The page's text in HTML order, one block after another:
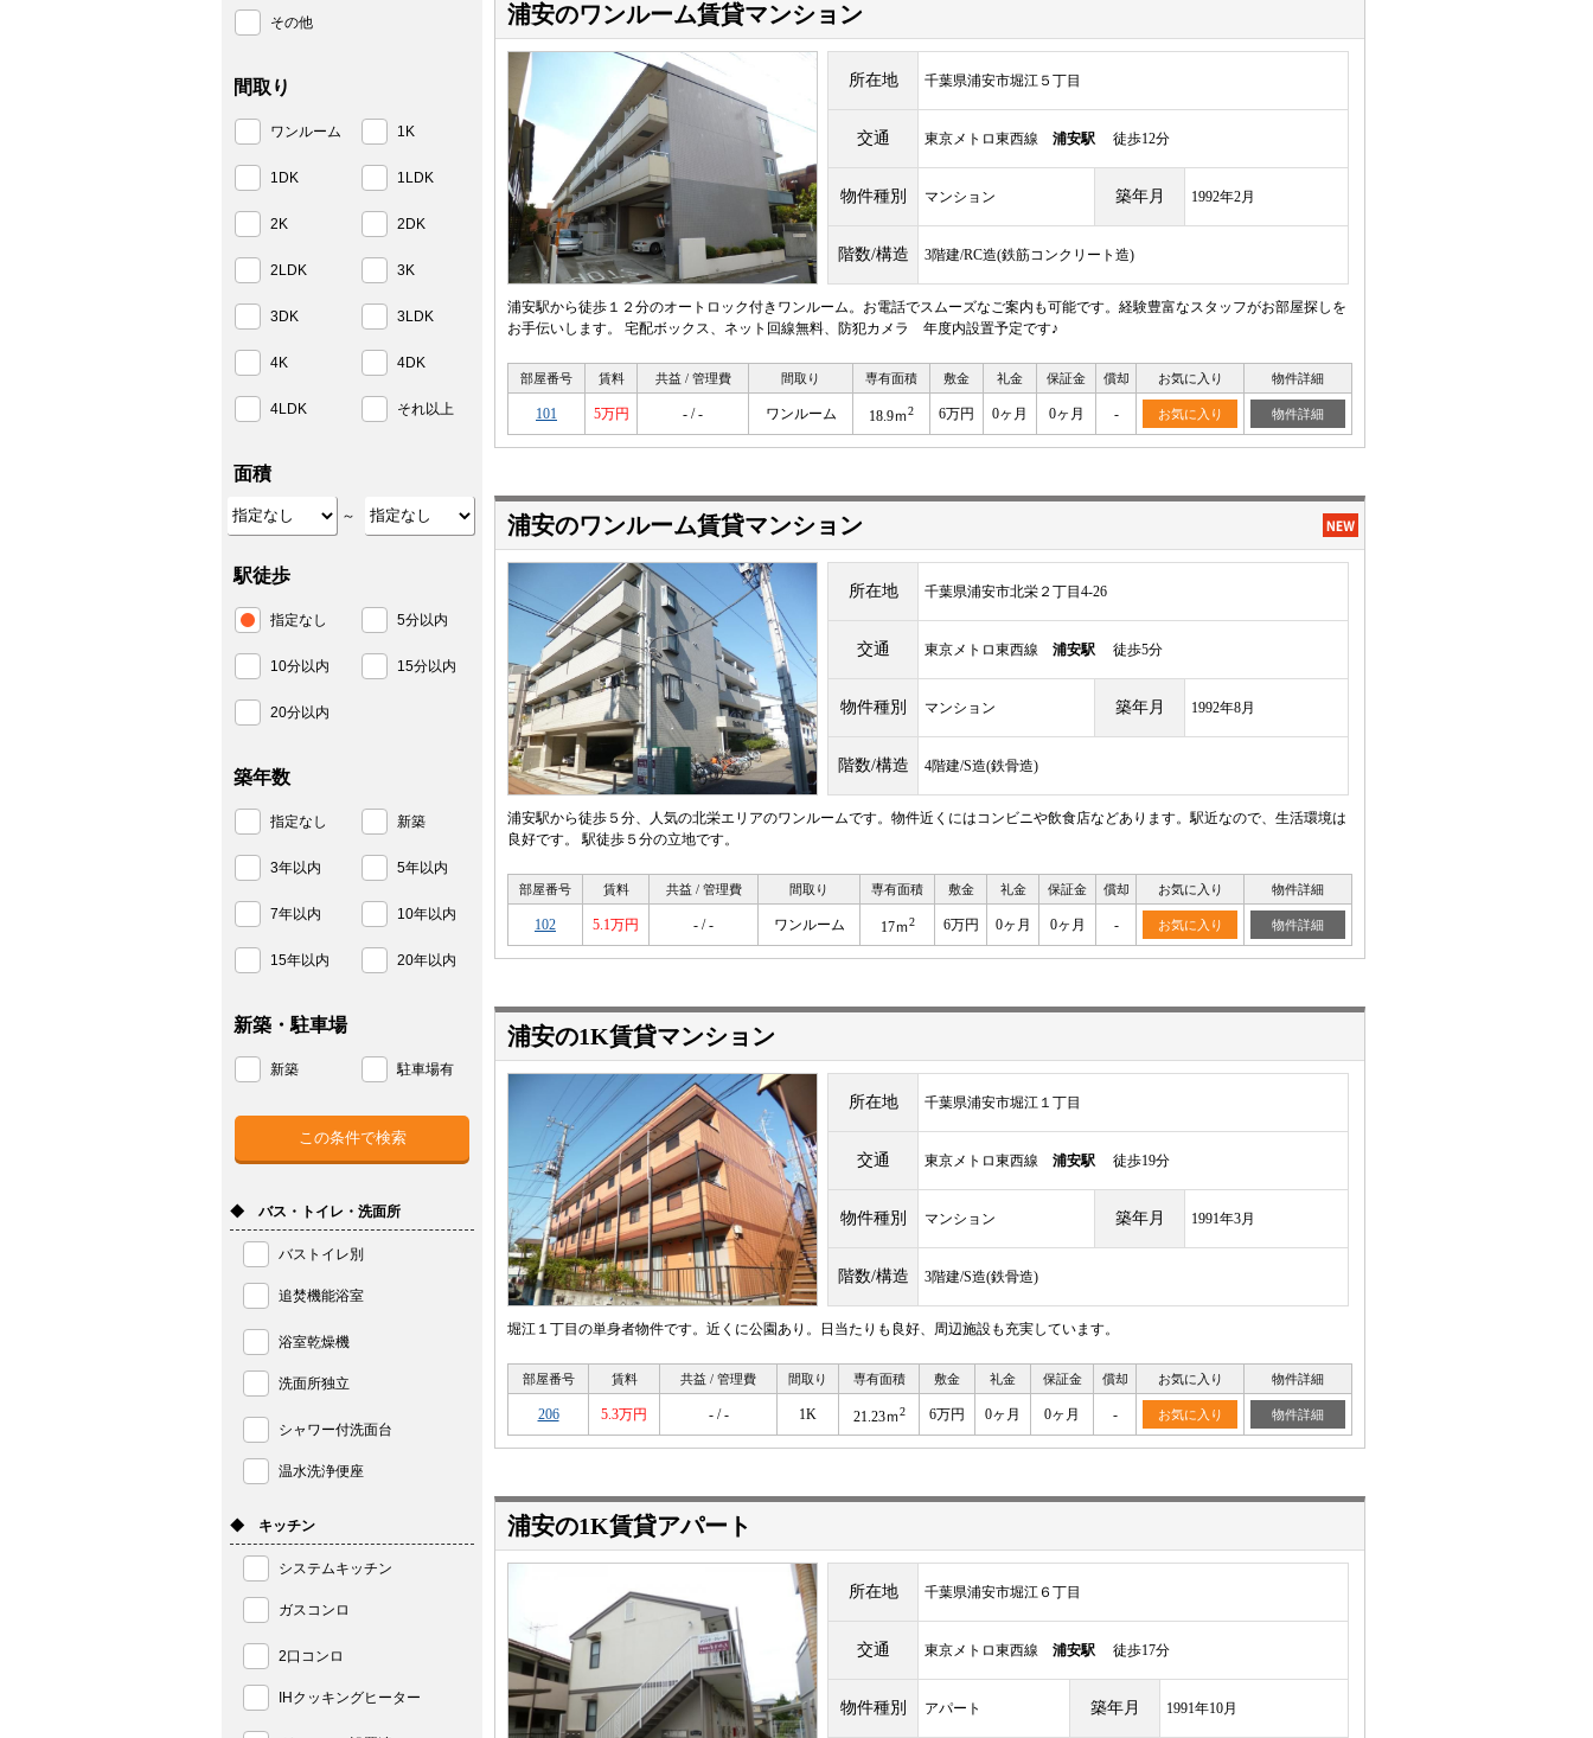
浦安のワンルーム賃貸マンション
所在地 千葉県浦安市堀江５丁目
交通 東京メトロ東西線 浦安駅 徒歩12分
物件種別 マンション 築年月 1992年2月
階数/構造 3階建/RC造(鉄筋コンクリート造)
浦安駅から徒歩１２分のオートロック付きワンルーム。お電話でスムーズなご案内も可能です。経験豊富なスタッフがお部屋探しを
お手伝いします。 宅配ボックス、ネット回線無料、防犯カメラ 年度内設置予定です♪
部屋番号 賃料 共益 / 管理費 間取り 専有面積 敷金 礼金 保証金 償却 お気に入り 物件詳細
101 5万円 - / - ワンルーム 18.9ｍ2 6万円 0ヶ月 0ヶ月 - お気に入り 物件詳細
浦安のワンルーム賃貸マンション
所在地 千葉県浦安市北栄２丁目4-26
交通 東京メトロ東西線 浦安駅 徒歩5分
物件種別 マンション 築年月 1992年8月
階数/構造 4階建/S造(鉄骨造)
浦安駅から徒歩５分、人気の北栄エリアのワンルームです。物件近くにはコンビニや飲食店などあります。駅近なので、生活環境は
良好です。 駅徒歩５分の立地です。
部屋番号 賃料 共益 / 管理費 間取り 専有面積 敷金 礼金 保証金 償却 お気に入り 物件詳細
102 5.1万円 - / - ワンルーム 17ｍ2 6万円 0ヶ月 0ヶ月 - お気に入り 物件詳細
浦安の1K賃貸マンション
所在地 千葉県浦安市堀江１丁目
交通 東京メトロ東西線 浦安駅 徒歩19分
物件種別 マンション 築年月 1991年3月
階数/構造 3階建/S造(鉄骨造)
堀江１丁目の単身者物件です。近くに公園あり。日当たりも良好、周辺施設も充実しています。
部屋番号 賃料 共益 / 管理費 間取り 専有面積 敷金 礼金 保証金 償却 お気に入り 物件詳細
206 5.3万円 - / - 1K 21.23ｍ2 6万円 0ヶ月 0ヶ月 - お気に入り 物件詳細
浦安の1K賃貸アパート
所在地 千葉県浦安市堀江６丁目
交通 東京メトロ東西線 浦安駅 徒歩17分
物件種別 アパート 築年月 1991年10月
その他
間取り
ワンルーム 1K
1DK 1LDK
2K 2DK
2LDK 3K
3DK 3LDK
4K 4DK
4LDK それ以上
面積
～
駅徒歩
指定なし 5分以内
10分以内 15分以内
20分以内
築年数
指定なし 新築
3年以内 5年以内
7年以内 10年以内
15年以内 20年以内
新築・駐車場
新築 駐車場有
◆ バス・トイレ・洗面所
バストイレ別
追焚機能浴室
浴室乾燥機
洗面所独立
シャワー付洗面台
温水洗浄便座
◆ キッチン
システムキッチン
ガスコンロ
2口コンロ
IHクッキングヒーター